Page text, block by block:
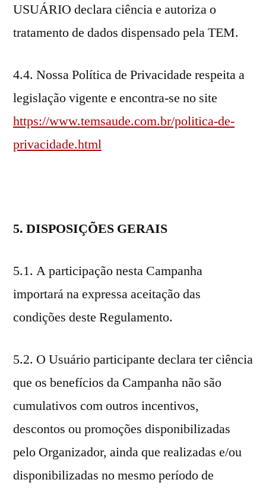
USUÁRIO declara ciência e autoriza o
tratamento de dados dispensado pela TEM.
4.4. Nossa Política de Privacidade respeita a
legislação vigente e encontra-se no site
https://www.temsaude.com.br/politica-de-
privacidade.html
5. DISPOSIÇÕES GERAIS
5.1. A participação nesta Campanha
importará na expressa aceitação das
condições deste Regulamento.
5.2. O Usuário participante declara ter ciência
que os benefícios da Campanha não são
cumulativos com outros incentivos,
descontos ou promoções disponibilizadas
pelo Organizador, ainda que realizadas e/ou
disponibilizadas no mesmo período de